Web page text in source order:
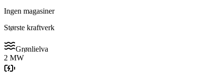
Ingen magasiner
Største kraftverk
Grønlielva
2 MW